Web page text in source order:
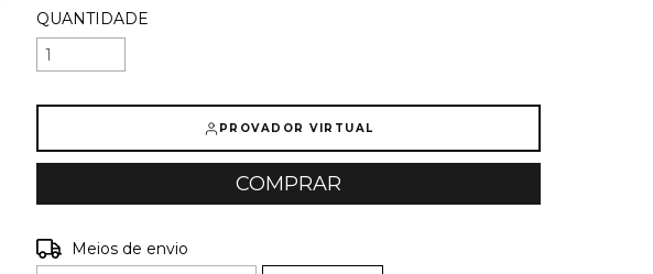
QUANTIDADE
PROVADOR VIRTUAL
Entregas para o CEP:
Meios de envio